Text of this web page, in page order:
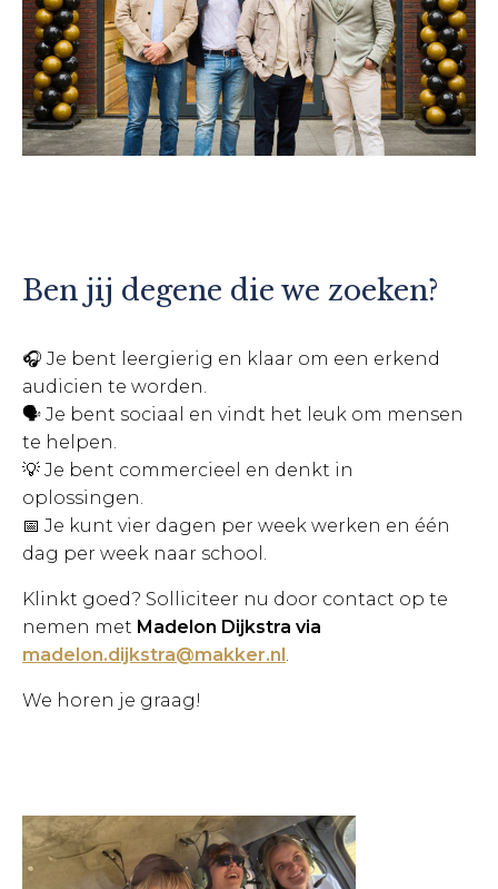
Ben jij degene die we zoeken?
🎧 Je bent leergierig en klaar om een erkend
audicien te worden.
🗣️ Je bent sociaal en vindt het leuk om mensen
te helpen.
💡 Je bent commercieel en denkt in
oplossingen.
📅 Je kunt vier dagen per week werken en één
dag per week naar school.
Klinkt goed? Solliciteer nu door contact op te
nemen met Madelon Dijkstra via
madelon.dijkstra@makker.nl.
We horen je graag!